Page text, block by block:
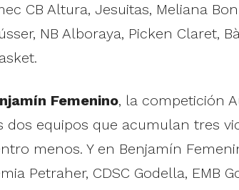
CB Altura, Jesuitas, Meliana
NB Alboraya, Picken Claret,
Femenino, la competición
dos equipos que acumulan tres
menos. Y en Benjamín
Petraher, CDSC Godella, EMB